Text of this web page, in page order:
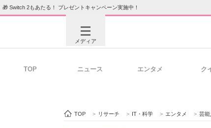
🎁 Switch 2もあたる！ プレゼントキャンペーン実施中！
メディア
TOP ニュース エンタメ ク
TOP > リサーチ > IT・科学 > エンタメ > 芸能